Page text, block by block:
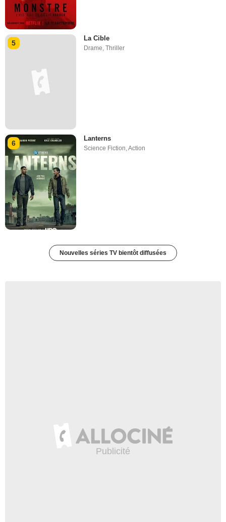
5
La Cible
Drame ,Thriller
6
Lanterns
Science Fiction,Action
Nouvelles séries TV bientôt diffusées